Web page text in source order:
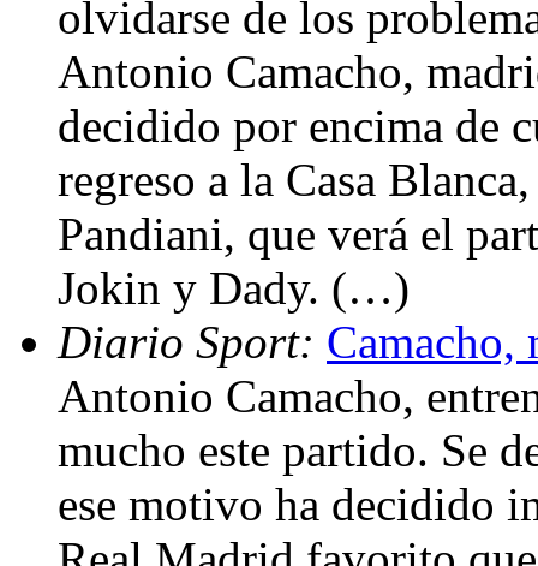
olvidarse de los
Antonio Camacho,
decidido por encima de
regreso a la Casa
Pandiani, que verá el
Jokin y Dady. (…)
Diario Sport: Camacho,
Antonio Camacho,
mucho este partido. Se
ese motivo ha decidido